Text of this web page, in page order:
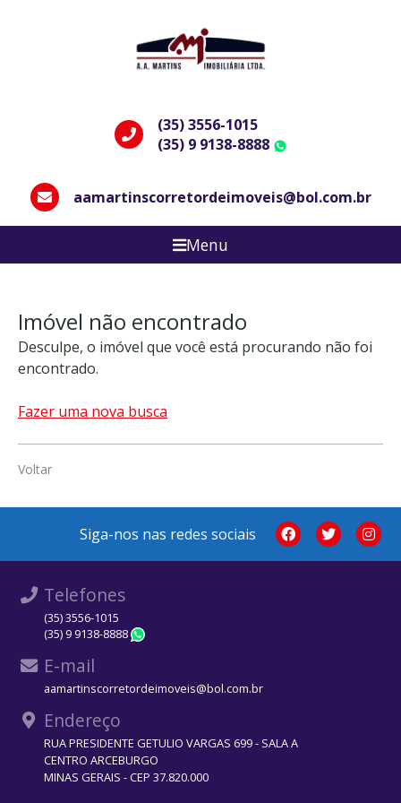
(35) 3556-1015
(35) 9 9138-8888
aamartinscorretordeimoveis@bol.com.br
Menu
Imóvel não encontrado
Desculpe, o imóvel que você está procurando não foi
encontrado.
Fazer uma nova busca
Voltar
Siga-nos nas redes sociais
Telefones
(35) 3556-1015
(35) 9 9138-8888
E-mail
aamartinscorretordeimoveis@bol.com.br
Endereço
RUA PRESIDENTE GETULIO VARGAS 699 - SALA A
CENTRO ARCEBURGO
MINAS GERAIS - CEP 37.820.000